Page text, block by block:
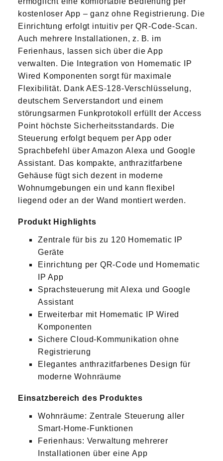
kostenloser App – ganz ohne Registrierung. Die
Einrichtung erfolgt intuitiv per QR-Code-Scan.
Auch mehrere Installationen, z. B. im
Ferienhaus, lassen sich über die App
verwalten. Die Integration von Homematic IP
Wired Komponenten sorgt für maximale
Flexibilität. Dank AES-128-Verschlüsselung,
deutschem Serverstandort und einem
störungsarmen Funkprotokoll erfüllt der Access
Point höchste Sicherheitsstandards. Die
Steuerung erfolgt bequem per App oder
Sprachbefehl über Amazon Alexa und Google
Assistant. Das kompakte, anthrazitfarbene
Gehäuse fügt sich dezent in moderne
Wohnumgebungen ein und kann flexibel
liegend oder an der Wand montiert werden.
Produkt Highlights
Zentrale für bis zu 120 Homematic IP
Geräte
Einrichtung per QR-Code und Homematic
IP App
Sprachsteuerung mit Alexa und Google
Assistant
Erweiterbar mit Homematic IP Wired
Komponenten
Sichere Cloud-Kommunikation ohne
Registrierung
Elegantes anthrazitfarbenes Design für
moderne Wohnräume
Einsatzbereich des Produktes
Wohnräume: Zentrale Steuerung aller
Smart-Home-Funktionen
Ferienhaus: Verwaltung mehrerer
Installationen über eine App